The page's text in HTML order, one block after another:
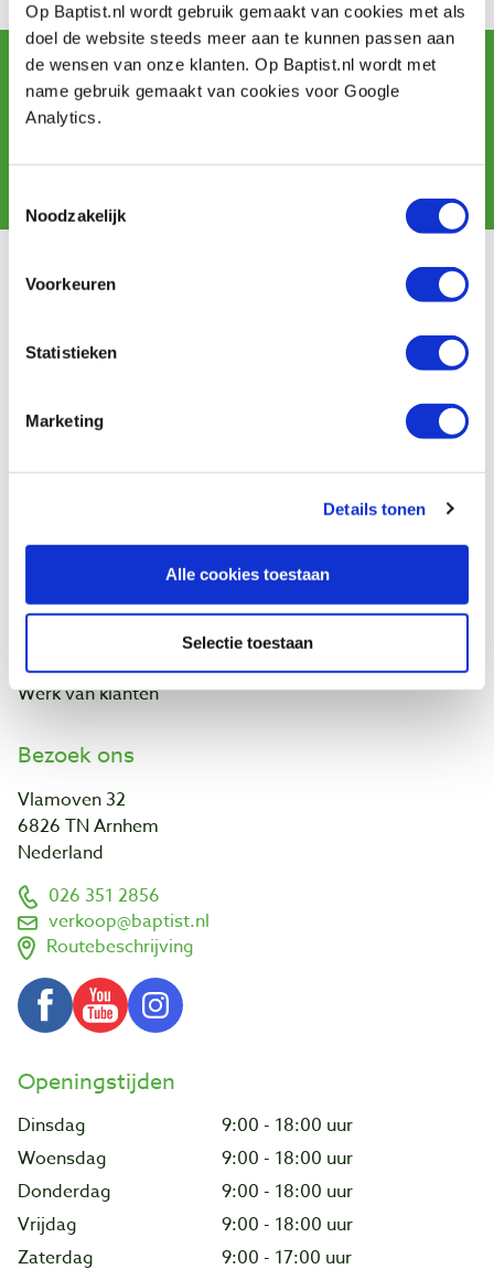
Op Baptist.nl wordt gebruik gemaakt van cookies met als
doel de website steeds meer aan te kunnen passen aan
de wensen van onze klanten. Op Baptist.nl wordt met
name gebruik gemaakt van cookies voor Google
Analytics.
Noodzakelijk
Voorkeuren
Statistieken
Marketing
Details tonen
Alle cookies toestaan
Selectie toestaan
Werk van:Wim Koppejan
Schrijf u in voor de maandelijkse nieuwsbrief
en ontvang aanbiedingen, nieuwe producten en tips.
Klantenservice
Betaling
Contact
Baptist Arnhem
Vacatures
Ontdek IJsseloord 1
NOEST
Wie zijn wij?
Links en adressen
Werk van klanten
Bezoek ons
Vlamoven 32
6826 TN Arnhem
Nederland
026 351 2856
verkoop@baptist.nl
Routebeschrijving
Openingstijden
Dinsdag
9:00 - 18:00 uur
Woensdag
9:00 - 18:00 uur
Donderdag
9:00 - 18:00 uur
Vrijdag
9:00 - 18:00 uur
Zaterdag
9:00 - 17:00 uur